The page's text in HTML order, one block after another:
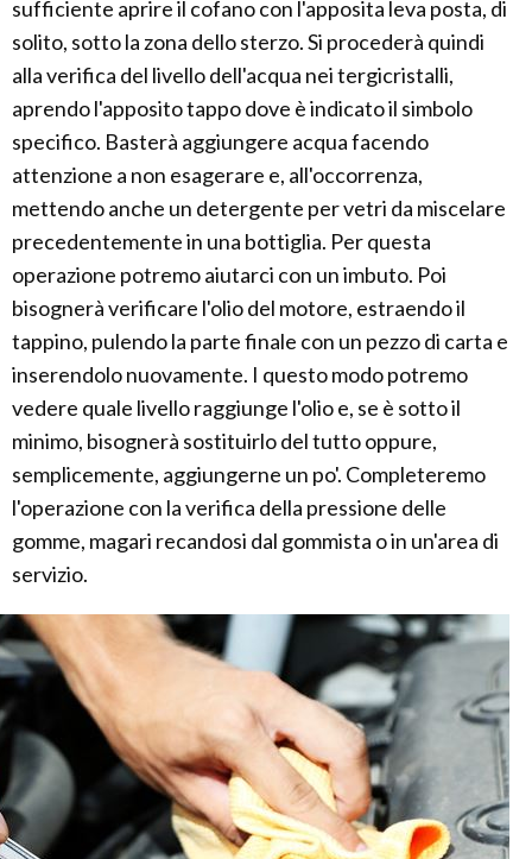
sufficiente aprire il cofano con l'apposita leva posta, di
solito, sotto la zona dello sterzo. Si procederà quindi
alla verifica del livello dell'acqua nei tergicristalli,
aprendo l'apposito tappo dove è indicato il simbolo
specifico. Basterà aggiungere acqua facendo
attenzione a non esagerare e, all'occorrenza,
mettendo anche un detergente per vetri da miscelare
precedentemente in una bottiglia. Per questa
operazione potremo aiutarci con un imbuto. Poi
bisognerà verificare l'olio del motore, estraendo il
tappino, pulendo la parte finale con un pezzo di carta e
inserendolo nuovamente. I questo modo potremo
vedere quale livello raggiunge l'olio e, se è sotto il
minimo, bisognerà sostituirlo del tutto oppure,
semplicemente, aggiungerne un po'. Completeremo
l'operazione con la verifica della pressione delle
gomme, magari recandosi dal gommista o in un'area di
servizio.